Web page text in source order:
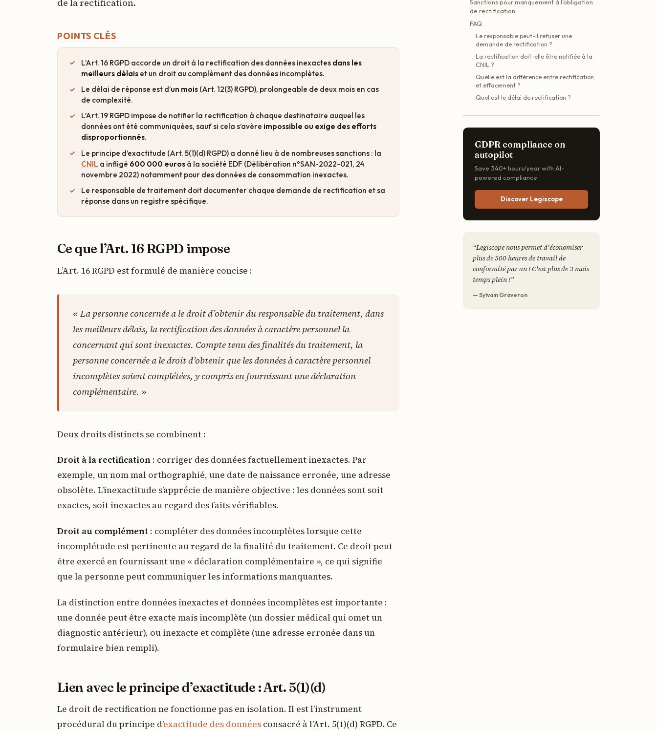
de la rectification.
POINTS CLÉS
L’Art. 16 RGPD accorde un droit à la rectification des données inexactes dans les
meilleurs délais et un droit au complément des données incomplètes.
Le délai de réponse est d’un mois (Art. 12(3) RGPD), prolongeable de deux mois en cas
de complexité.
L’Art. 19 RGPD impose de notifier la rectification à chaque destinataire auquel les
données ont été communiquées, sauf si cela s’avère impossible ou exige des efforts
disproportionnés.
Le principe d’exactitude (Art. 5(1)(d) RGPD) a donné lieu à de nombreuses sanctions : la
CNIL a infligé 600 000 euros à la société EDF (Délibération n°SAN-2022-021, 24
novembre 2022) notamment pour des données de consommation inexactes.
Le responsable de traitement doit documenter chaque demande de rectification et sa
réponse dans un registre spécifique.
Ce que l’Art. 16 RGPD impose
L’Art. 16 RGPD est formulé de manière concise :
« La personne concernée a le droit d’obtenir du responsable du traitement, dans
les meilleurs délais, la rectification des données à caractère personnel la
concernant qui sont inexactes. Compte tenu des finalités du traitement, la
personne concernée a le droit d’obtenir que les données à caractère personnel
incomplètes soient complétées, y compris en fournissant une déclaration
complémentaire. »
Deux droits distincts se combinent :
Droit à la rectification : corriger des données factuellement inexactes. Par
exemple, un nom mal orthographié, une date de naissance erronée, une adresse
obsolète. L’inexactitude s’apprécie de manière objective : les données sont soit
exactes, soit inexactes au regard des faits vérifiables.
Droit au complément : compléter des données incomplètes lorsque cette
incomplétude est pertinente au regard de la finalité du traitement. Ce droit peut
être exercé en fournissant une « déclaration complémentaire », ce qui signifie
que la personne peut communiquer les informations manquantes.
La distinction entre données inexactes et données incomplètes est importante :
une donnée peut être exacte mais incomplète (un dossier médical qui omet un
diagnostic antérieur), ou inexacte et complète (une adresse erronée dans un
formulaire bien rempli).
Lien avec le principe d’exactitude : Art. 5(1)(d)
Le droit de rectification ne fonctionne pas en isolation. Il est l’instrument
procédural du principe d’exactitude des données consacré à l’Art. 5(1)(d) RGPD. Ce
Sanctions pour manquement à l’obligation
de rectification
FAQ
Le responsable peut-il refuser une
demande de rectification ?
La rectification doit-elle être notifiée à la
CNIL ?
Quelle est la différence entre rectification
et effacement ?
Quel est le délai de rectification ?
GDPR compliance on
autopilot
Save 340+ hours/year with AI-
powered compliance.
Discover Legiscope
“Legiscope nous permet d'économiser
plus de 500 heures de travail de
conformité par an ! C'est plus de 3 mois
temps plein !”
— Sylvain Graveron